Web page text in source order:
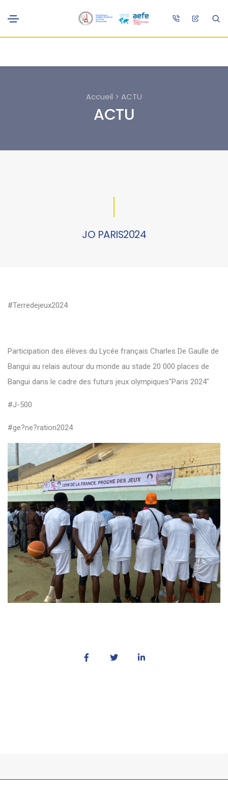
Accueil > ACTU
ACTU
JO PARIS2024
#Terredejeux2024
Participation des élèves du Lycée français Charles De Gaulle de
Bangui au relais autour du monde au stade 20 000 places de
Bangui dans le cadre des futurs jeux olympiques"Paris 2024"
#J-500
#ge?ne?ration2024